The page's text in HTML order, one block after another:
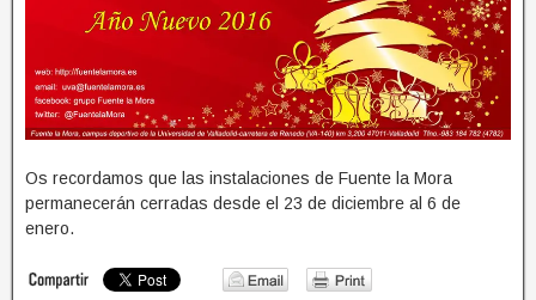
Os recordamos que las instalaciones de Fuente la Mora
permanecerán cerradas desde el 23 de diciembre al 6 de
enero.